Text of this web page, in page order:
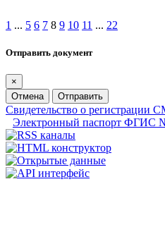
1 ... 5 6 7 8 9 10 11 ... 22
Отправить документ
×
Отмена
Отправить
Свидетельство о
Электронный паспорт ФГИС